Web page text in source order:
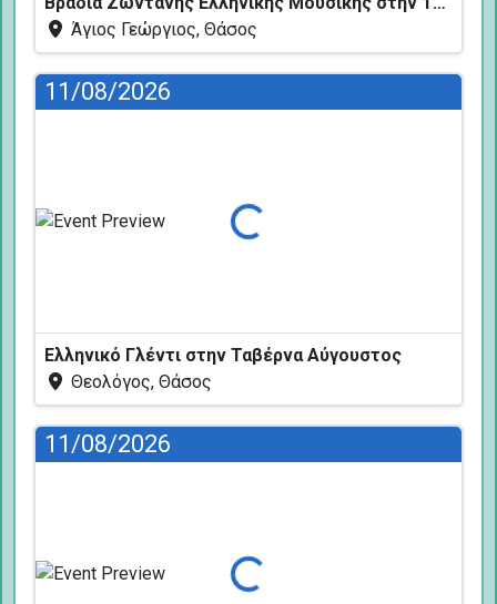
Άγιος Γεώργιος, Θάσος
11/08/2026
Φόρτωση...
Ελληνικό Γλέντι στην Ταβέρνα Αύγουστος
Θεολόγος, Θάσος
11/08/2026
Φόρτωση...